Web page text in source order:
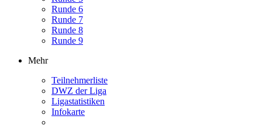
Runde 6
Runde 7
Runde 8
Runde 9
Mehr
Teilnehmerliste
DWZ der Liga
Ligastatistiken
Infokarte